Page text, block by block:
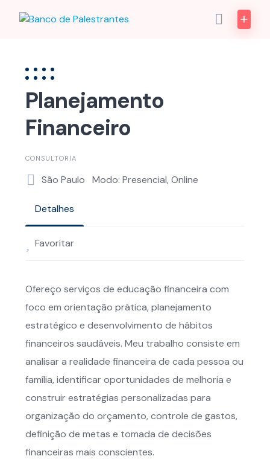
Planejamento
Financeiro
CONSULTORIA
São Paulo Modo: Presencial, Online
Detalhes
Favoritar
Ofereço serviços de educação financeira com
foco em orientação prática, planejamento
estratégico e desenvolvimento de hábitos
financeiros saudáveis. Meu trabalho consiste em
analisar a realidade financeira de cada pessoa ou
família, identificar oportunidades de melhoria e
construir estratégias personalizadas para
organização do orçamento, controle de gastos,
definição de metas e tomada de decisões
financeiras mais conscientes.